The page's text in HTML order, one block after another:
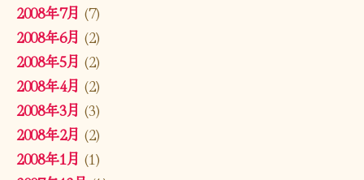
2008年7月 (7)
2008年6月 (2)
2008年5月 (2)
2008年4月 (2)
2008年3月 (3)
2008年2月 (2)
2008年1月 (1)